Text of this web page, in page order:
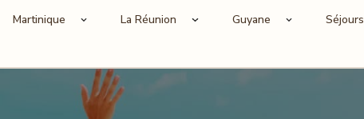
Martinique La Réunion Guyane